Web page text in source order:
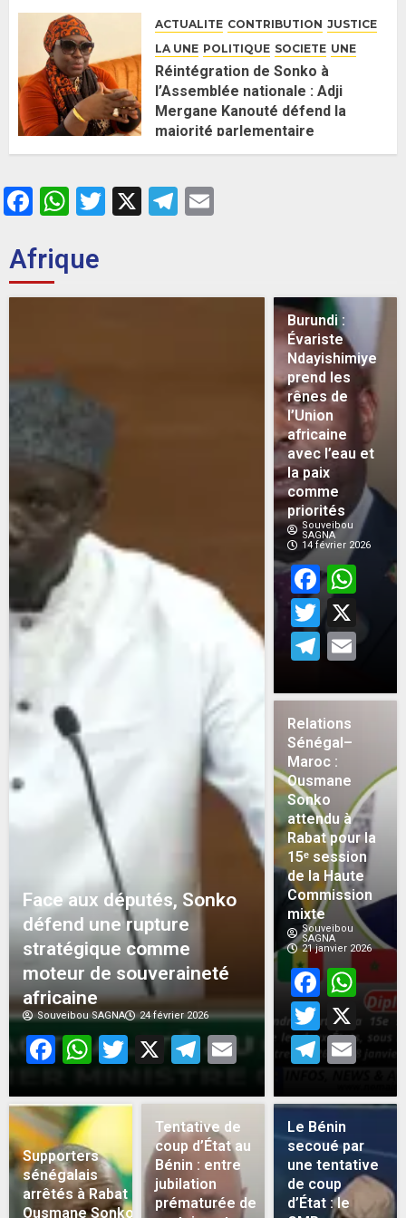
ACTUALITE CONTRIBUTION JUSTICE
LA UNE POLITIQUE SOCIETE UNE
Réintégration de Sonko à
l’Assemblée nationale : Adji
Mergane Kanouté défend la
majorité parlementaire
26 MAI 2026 0
Facebook
WhatsApp
Twitter
X Telegram
Afrique
Face aux députés, Sonko
défend une rupture
stratégique comme
moteur de souveraineté
africaine
Souveibou SAGNA 24 février 2026
Facebook
WhatsApp
Twitter
X Telegram
Email
Burundi :
Évariste
Ndayishimiye
prend les
rênes de
l’Union
africaine
avec l’eau et
la paix
comme
priorités
Souveibou
SAGNA
14 février 2026
X
Relations
Sénégal–
Maroc :
Ousmane
Sonko
attendu à
Rabat pour la
15ᵉ session
de la Haute
Commission
mixte
Souveibou
SAGNA
21 janvier 2026
X
Supporters
sénégalais
arrêtés à Rabat :
Ousmane Sonko
Tentative de
coup d’État au
Bénin : entre
jubilation
prématurée de
Le Bénin
secoué par
une tentative
de coup
d’État : le